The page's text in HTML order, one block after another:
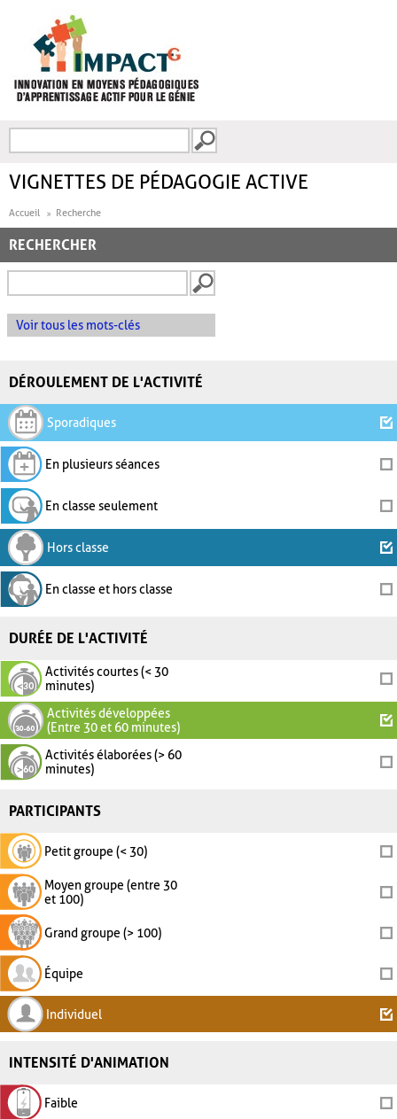
FORMULAIRE DE
VIGNETTES DE PÉDAGOGIE ACTIVE
Accueil Recherche
RECHERCHER
Voir tous les mots-clés
DÉROULEMENT DE L'ACTIVITÉ
Sporadiques
En plusieurs séances
En classe seulement
Hors classe
En classe et hors classe
DURÉE DE L'ACTIVITÉ
Activités courtes (< 30
minutes)
Activités développées
(Entre 30 et 60 minutes)
Activités élaborées (> 60
minutes)
PARTICIPANTS
Petit groupe (< 30)
Moyen groupe (entre 30
et 100)
Grand groupe (> 100)
Équipe
Individuel
INTENSITÉ D'ANIMATION
Faible